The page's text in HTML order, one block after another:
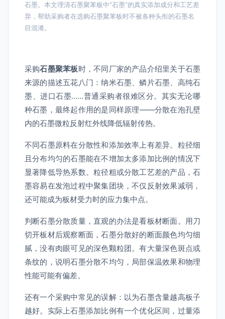
石墨。本文理清石墨聚苯板中“石墨”的真实添加成分和工艺差
异，帮助采购者在选购石墨聚苯板时不被各种头衔的石墨名
目混淆。
采购石墨聚苯板时，不同厂家的产品介绍里关于石墨
来源的描述五花八门：纳米石墨、鳞片石墨、高纯石
墨、进口石墨……普通采购者很难区分。其实无论哪
种石墨，最终起作用的是同样原理——分散在泡孔壁
内的石墨微粒反射红外线降低辐射传热。
不同石墨原料在分散性和添加效率上有差异。粒径细
且分布均匀的石墨能在不增加太多添加比例的情况下
显著降低导热系数。粒径粗或分散工艺差的产品，石
墨容易在发泡过程中聚集团块，不仅反射效果减弱，
还可能成为板材受力时的应力集中点。
判断石墨分散质量，直观的办法是看板材断面。用刀
切开板材后观察断面，石墨分散好的断面颜色均匀细
腻，没有肉眼可见的深色颗粒团。有大量深色斑点或
条纹的，说明石墨分散不均匀，局部保温效果和物理
性能可能有偏差。
还有一个采购中常见的误解：以为石墨含量越高板子
越好。实际上石墨添加比例有一个优化区间，过量添